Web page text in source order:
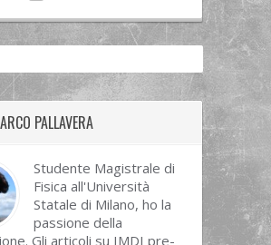
PALLAVERA
Studente Magistrale di
Fisica all'Università
Statale di Milano, ho la
passione della
Gli articoli su IMDI pre-